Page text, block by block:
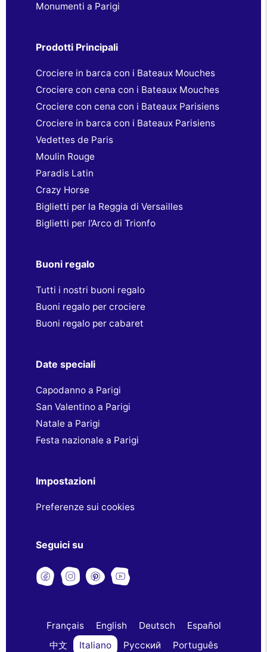
Monumenti a Parigi
Prodotti Principali
Crociere in barca con i Bateaux Mouches
Crociere con cena con i Bateaux Mouches
Crociere con cena con i Bateaux Parisiens
Crociere in barca con i Bateaux Parisiens
Vedettes de Paris
Moulin Rouge
Paradis Latin
Crazy Horse
Biglietti per la Reggia di Versailles
Biglietti per l’Arco di Trionfo
Buoni regalo
Tutti i nostri buoni regalo
Buoni regalo per crociere
Buoni regalo per cabaret
Date speciali
Capodanno a Parigi
San Valentino a Parigi
Natale a Parigi
Festa nazionale a Parigi
Impostazioni
Preferenze sui cookies
Seguici su
Français English Deutsch
Español
中文
Italiano Русский Português